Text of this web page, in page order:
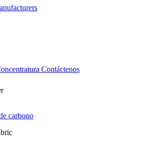
Contáctenos
carbono